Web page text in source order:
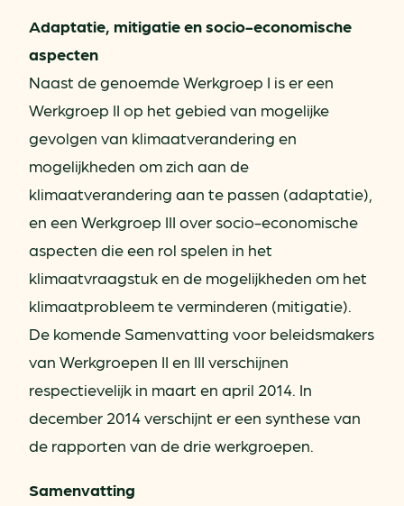
Adaptatie, mitigatie en socio-economische
aspecten
Naast de genoemde Werkgroep I is er een
Werkgroep II op het gebied van mogelijke
gevolgen van klimaatverandering en
mogelijkheden om zich aan de
klimaatverandering aan te passen (adaptatie),
en een Werkgroep III over socio-economische
aspecten die een rol spelen in het
klimaatvraagstuk en de mogelijkheden om het
klimaatprobleem te verminderen (mitigatie).
De komende Samenvatting voor beleidsmakers
van Werkgroepen II en III verschijnen
respectievelijk in maart en april 2014. In
december 2014 verschijnt er een synthese van
de rapporten van de drie werkgroepen.
Samenvatting